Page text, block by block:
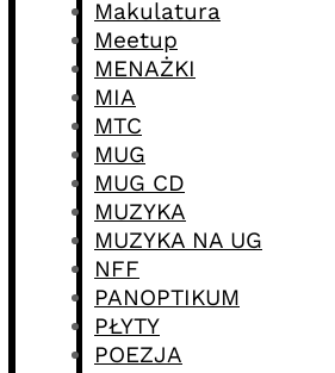
Makulatura
Meetup
MENAŻKI
MIA
MTC
MUG
MUG CD
MUZYKA
MUZYKA NA UG
NFF
PANOPTIKUM
PŁYTY
POEZJA